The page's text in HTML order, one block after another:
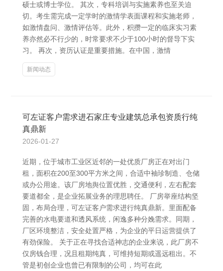
硕士或博士学位。 其次，专科培训与实施素养也至关迫
切。考生需完成一定学时的激情学表面课程和实施老师，
如激情盘问、激情评估等。此外，积攒一定的临床实习素
养亦然必不行少的，时常要求不少于100小时的督导下实
习。 再次，资历认证是重要措施。在中国，激情
新闻动态
可左证客户需求进石家庄专业建筑总承包资质行纯
真鼎新
2026-01-27
近期，位于城市工业区近邻的一处优质厂房正在对出门
租，面积在200至300平方米之间，合适中袖珍制造、仓储
或办公用途。该厂房地舆位置优胜，交通便利，左右配套
要道都全，是企业拓展业务的理思聘任。 厂房举座结构坚
固，布局合理，可左证客户需求进行纯真鼎新。里面配备
完善的水电要道和透风系统，闲逸多种分娩需求。同期，
厂区环境整洁，安全处置严格，为企业的平日运营提供了
有劲保险。 关于正在寻找合适神志的企业来说，此厂房不
仅房钱合理，况且租期纯真，可维持短期或遥远租出。不
管是初创企业也曾已有限制的公司，均可在此